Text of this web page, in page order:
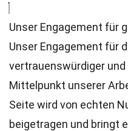
Unser Engagement für
Unser Engagement für
vertrauenswürdiger
Mittelpunkt unserer
Seite wird von echten
beigetragen und bringt